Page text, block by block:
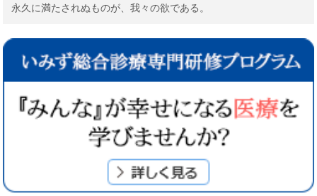
永久に満たされぬものが、我々の欲である。